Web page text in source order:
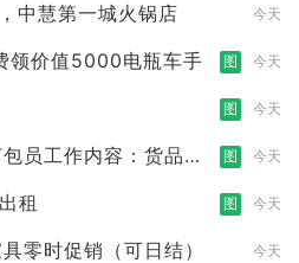
中慧第一城火锅店 今天
领价值5000电瓶车手 图 今天
图 今天
员工作内容：货品分
图 今天
租 图 今天
零时促销（可日结） 今天